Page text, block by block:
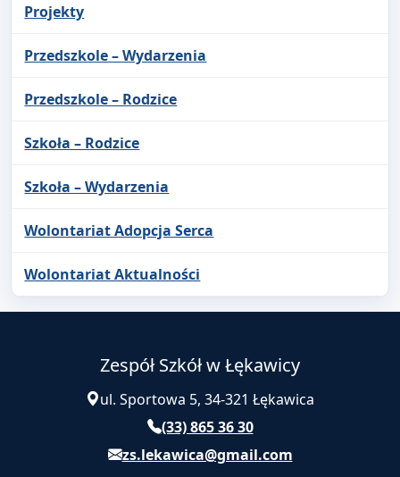
Projekty
Przedszkole – Wydarzenia
Przedszkole – Rodzice
Szkoła – Rodzice
Szkoła – Wydarzenia
Wolontariat Adopcja Serca
Wolontariat Aktualności
Zespół Szkół w Łękawicy
ul. Sportowa 5, 34-321 Łękawica
(33) 865 36 30
zs.lekawica@gmail.com